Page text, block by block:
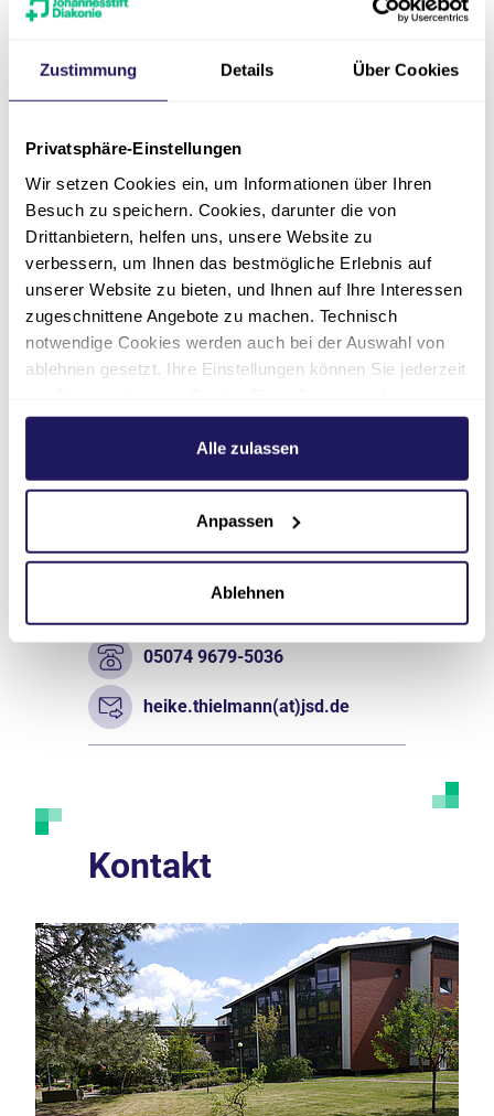
Zustimmung Details Über Cookies
Privatsphäre-Einstellungen
Wir setzen Cookies ein, um Informationen über Ihren
Besuch zu speichern. Cookies, darunter die von
Drittanbietern, helfen uns, unsere Website zu
verbessern, um Ihnen das bestmögliche Erlebnis auf
unserer Website zu bieten, und Ihnen auf Ihre Interessen
zugeschnittene Angebote zu machen. Technisch
notwendige Cookies werden auch bei der Auswahl von
ablehnen gesetzt. Ihre Einstellungen können Sie jederzeit
Weitere Informationen hierzu finden Sie in unserer
.
Alle zulassen
Anpassen
Ablehnen
Pflegedienstleitung
Heike Thielmann
Pflege & Wohnen Rodewald
05074 9679-5036
heike.thielmann(at)jsd.de
Kontakt